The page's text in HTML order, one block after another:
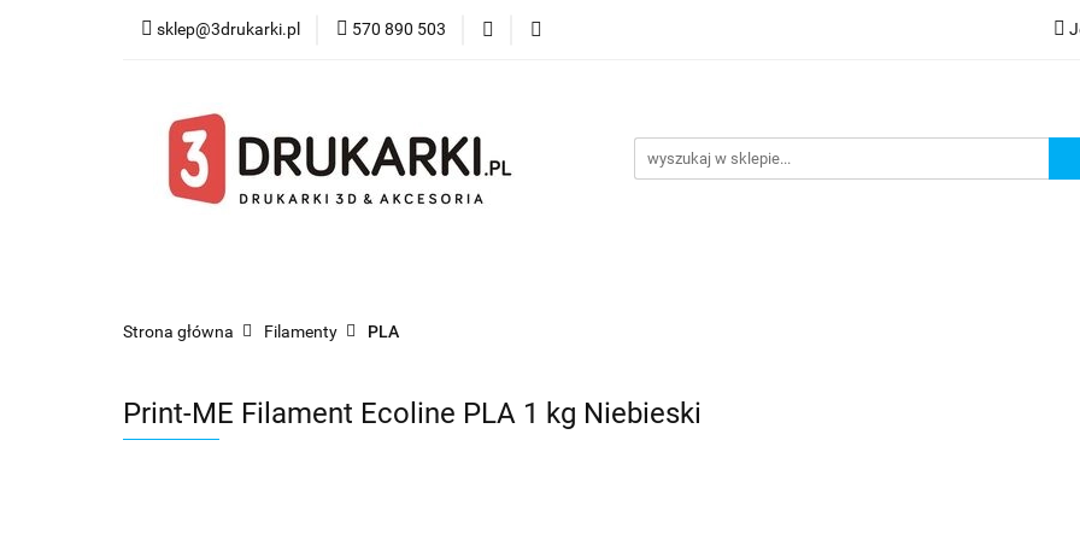
sklep@3drukarki.pl 570 890 503
Blog Bestsellery
Strona główna Filamenty PLA
Print-ME Filament Ecoline PLA 1 kg Niebieski